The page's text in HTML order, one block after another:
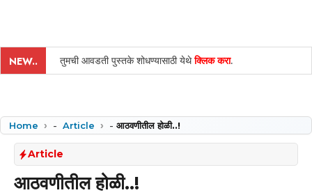
NEW.. तुमची आवडती पुस्तके शोधण्यासाठी येथेक्लिक करा.
Home - Article - आठवणीतील होळी..!
Article
आठवणीतील होळी..!